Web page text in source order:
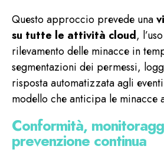
Questo approccio prevede una
su tutte le attività cloud,
rilevamento delle minacce in
segmentazioni dei permessi,
risposta automatizzata agli
modello che anticipa le minacce
Conformità,
prevenzione continua